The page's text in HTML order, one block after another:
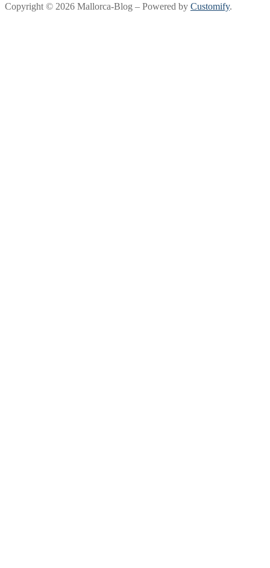
Copyright © 2026 Mallorca-Blog – Powered by Customify.